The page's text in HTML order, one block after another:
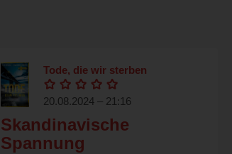
Tode, die wir sterben
20.08.2024 – 21:16
Skandinavische
Spannung